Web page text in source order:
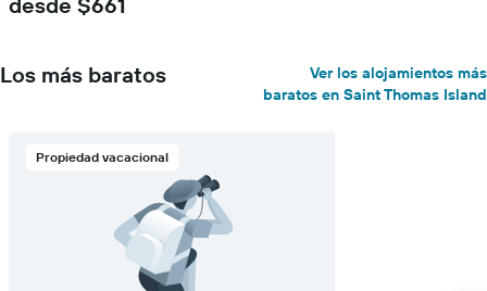
Los más baratos
Ver los alojamientos más
baratos en Saint Thomas Island
Propiedad vacacional